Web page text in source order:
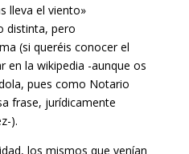
lleva el viento»
distinta, pero
(si queréis conocer el
en la wikipedia -aunque os
pues como Notario
frase, jurídicamente
).
los mismos que venían